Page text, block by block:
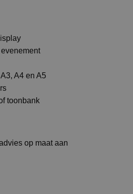
A4 en A5
toonbank
op maat aan